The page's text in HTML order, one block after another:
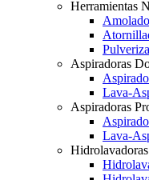
Herramientas
Aspiradoras
Lava-
Aspiradoras
Lava-